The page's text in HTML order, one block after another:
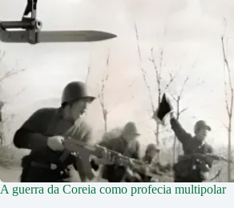
A guerra da Coreia como profecia multipolar